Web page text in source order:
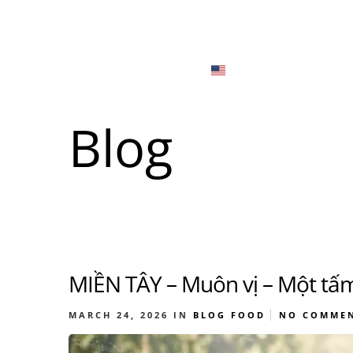
Food
Blog
MIỀN TÂY – Muôn vị – Một
MARCH 24, 2026 IN BLOG FOOD NO